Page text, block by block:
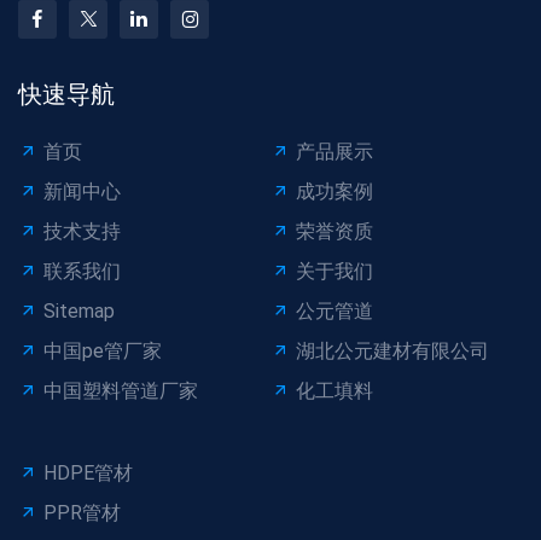
快速导航
首页
产品展示
新闻中心
成功案例
技术支持
荣誉资质
联系我们
关于我们
Sitemap
公元管道
中国pe管厂家
湖北公元建材有限公司
中国塑料管道厂家
化工填料
HDPE管材
PPR管材